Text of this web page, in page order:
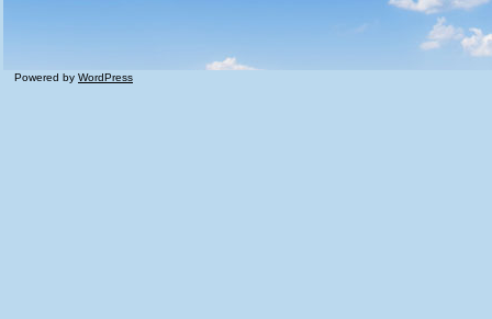
Powered by WordPress